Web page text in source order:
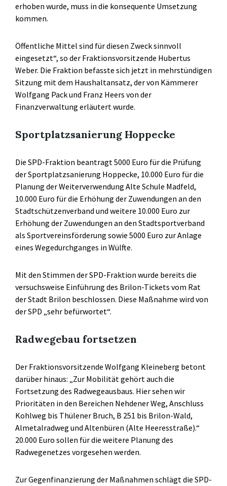
erhoben wurde, muss in die konsequente Umsetzung
kommen.
Öffentliche Mittel sind für diesen Zweck sinnvoll
eingesetzt“, so der Fraktionsvorsitzende Hubertus
Weber. Die Fraktion befasste sich jetzt in mehrstündigen
Sitzung mit dem Haushaltansatz, der von Kämmerer
Wolfgang Pack und Franz Heers von der
Finanzverwaltung erläutert wurde.
Sportplatzsanierung Hoppecke
Die SPD-Fraktion beantragt 5000 Euro für die Prüfung
der Sportplatzsanierung Hoppecke, 10.000 Euro für die
Planung der Weiterverwendung Alte Schule Madfeld,
10.000 Euro für die Erhöhung der Zuwendungen an den
Stadtschützenverband und weitere 10.000 Euro zur
Erhöhung der Zuwendungen an den Stadtsportverband
als Sportvereinsförderung sowie 5000 Euro zur Anlage
eines Wegedurchganges in Wülfte.
Mit den Stimmen der SPD-Fraktion wurde bereits die
versuchsweise Einführung des Brilon-Tickets vom Rat
der Stadt Brilon beschlossen. Diese Maßnahme wird von
der SPD „sehr befürwortet“.
Radwegebau fortsetzen
Der Fraktionsvorsitzende Wolfgang Kleineberg betont
darüber hinaus: „Zur Mobilität gehört auch die
Fortsetzung des Radwegeausbaus. Hier sehen wir
Prioritäten in den Bereichen Nehdener Weg, Anschluss
Kohlweg bis Thülener Bruch, B 251 bis Brilon-Wald,
Almetalradweg und Altenbüren (Alte Heeresstraße).“
20.000 Euro sollen für die weitere Planung des
Radwegenetzes vorgesehen werden.
Zur Gegenfinanzierung der Maßnahmen schlägt die SPD-